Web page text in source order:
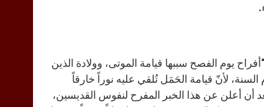
يوم الفصح سببها قيامة الموتى، وولادة الذين
السنة، لأنّ قيامة الحَمَل تُلقي عليه نوراً خارقاً
أن أعلن عن هذا الخبر المفرح لنفوس القديسين،